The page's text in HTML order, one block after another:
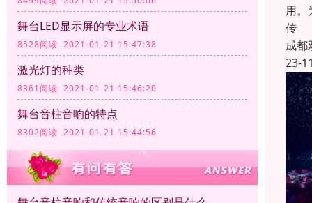
舞台LED显示屏的专业术语
8528阅读 2021-01-21 15:47:38
激光灯的种类
8361阅读 2021-01-21 15:46:20
舞台音柱音响的特点
8302阅读 2021-01-21 15:44:56
用。
传
成都
23-